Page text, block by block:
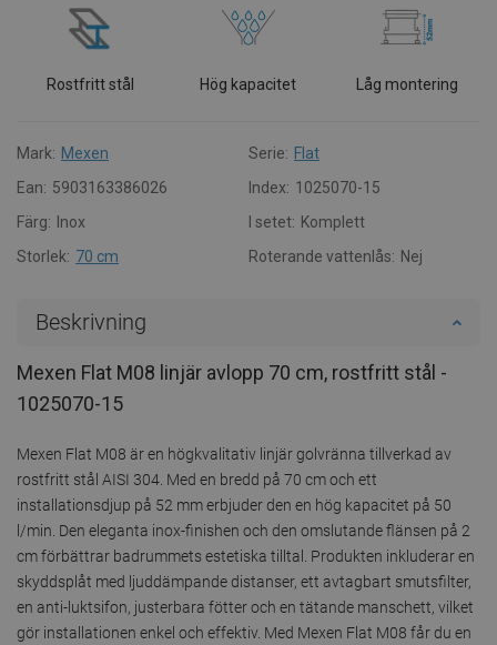
Rostfritt stål Hög kapacitet Låg montering
Mark: Mexen Serie: Flat
Ean: 5903163386026 Index: 1025070-15
Färg:
Inox I setet: Komplett
Storlek: 70 cm Roterande vattenlås: Nej
Beskrivning
Mexen Flat M08 linjär avlopp 70 cm, rostfritt stål -
1025070-15
Mexen Flat M08 är en högkvalitativ linjär golvränna tillverkad av
rostfritt stål AISI 304. Med en bredd på 70 cm och ett
installationsdjup på 52 mm erbjuder den en hög kapacitet på 50
l/min. Den eleganta inox-finishen och den omslutande flänsen på 2
cm förbättrar badrummets estetiska tilltal. Produkten inkluderar en
skyddsplåt med ljuddämpande distanser, ett avtagbart smutsfilter,
en anti-luktsifon, justerbara fötter och en tätande manschett, vilket
gör installationen enkel och effektiv. Med Mexen Flat M08 får du en